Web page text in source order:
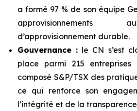
a formé 97 % de son équipe
approvisionnements
d’approvisionnement durable.
Gouvernance : le CN s’est
place parmi 215 entreprises
composé S&P/TSX des
ce qui renforce son
l’intégrité et de la